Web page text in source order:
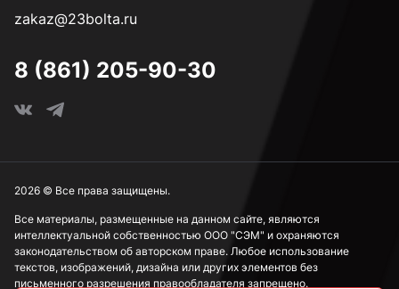
Под ключ 10 мм
Под ключ 15 мм
zakaz@23bolta.ru
8 (861) 205-90-30
Все материалы, размещенные на данном сайте, являются
интеллектуальной собственностью ООО "СЭМ" и охраняются
законодательством об авторском праве. Любое использование
текстов, изображений, дизайна или других элементов без
письменного разрешения правообладателя запрещено.
2026 © Все права защищены.